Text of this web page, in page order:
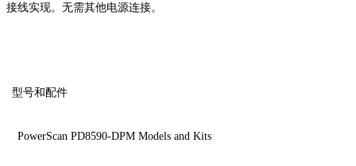
接线实现。无需其他电源连接。
型号和配件
PowerScan PD8590-DPM Models and Kits